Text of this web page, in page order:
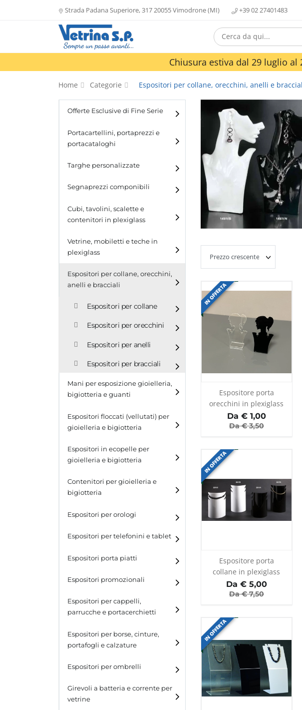
Strada Padana Superiore, 317 20055 Vimodrone (MI) +39 02 27401483
Chiusura estiva dal 29 luglio
Home Categorie Espositori per collane, orecchini, anelli e
Offerte Esclusive di Fine Serie
Portacartellini, portaprezzi e
portacataloghi
Portacartellini
Portacataloghi
Targhe personalizzate
Segnaprezzi componibili
Cubi, tavolini, scalette e
contenitori in plexiglass
Cubi
Scalette
Vetrine, mobiletti e teche in
plexiglass
Espositori per collane, orecchini,
anelli e bracciali
Espositori per collane
Espositori per orecchini
Espositori per anelli
Espositori per bracciali
Mani per esposizione gioielleria,
bigiotteria e guanti
Espositori floccati (vellutati) per
gioielleria e bigiotteria
Espositori in ecopelle per
gioielleria e bigiotteria
Contenitori per gioielleria e
bigiotteria
Espositori per orologi
Espositori per telefonini e tablet
Espositori porta piatti
Espositori promozionali
Espositori per cappelli,
parrucche e portacerchietti
Espositori per cappelli e
parrucche
Espositori per borse, cinture,
portafogli e calzature
Espositori per borse
Espositori per cinture
Espositori per portafogli
Espositori per ombrelli
Girevoli a batteria e corrente per
vetrine
IN OFFERTA
Espositore porta
orecchini in plexiglass
trasparente e nero
Da €1,00
Da €3,50
IN OFFERTA
Espositore porta
collane in plexiglass
Da €5,00
Da €7,50
IN OFFERTA